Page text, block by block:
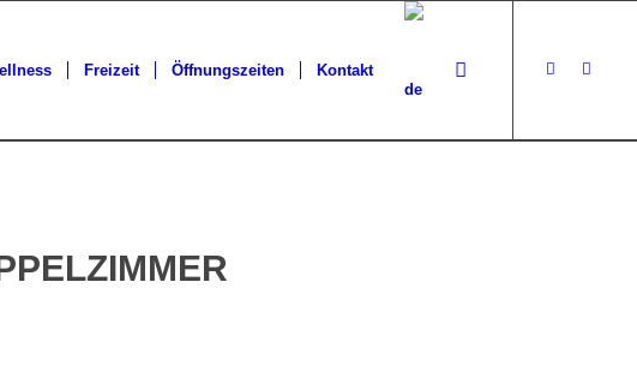
Freizeit Öffnungszeiten Kontakt